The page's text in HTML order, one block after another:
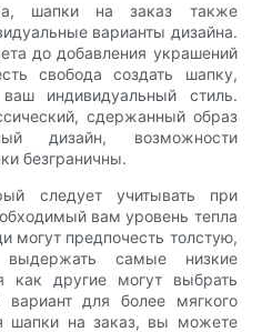
шапки на заказ также
варианты дизайна.
до добавления украшений
свобода создать шапку,
индивидуальный стиль.
сдержанный образ
дизайн, возможности
безграничны.
следует учитывать при
вам уровень тепла
могут предпочесть толстую,
самые низкие
другие могут выбрать
для более мягкого
шапки на заказ, вы можете